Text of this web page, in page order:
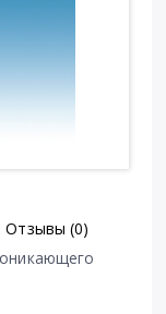
Отзывы (0)